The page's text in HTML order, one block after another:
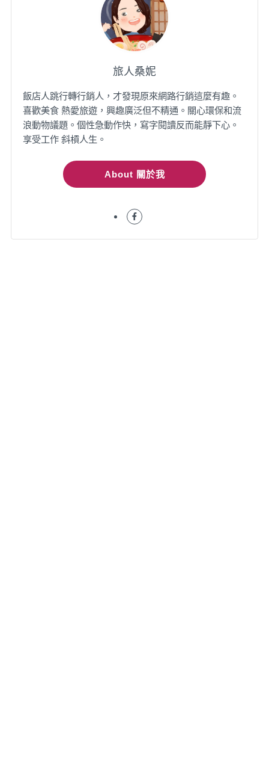
旅人桑妮
飯店人跳行轉行銷人，才發現原來網路行銷這麼有趣。
喜歡美食 熱愛旅遊，興趣廣泛但不精通。關心環保和流
浪動物議題。個性急動作快，寫字閱讀反而能靜下心。
享受工作 斜槓人生。
About 關於我